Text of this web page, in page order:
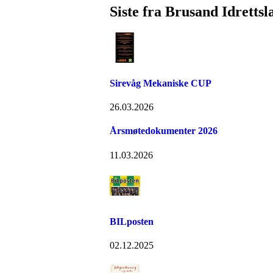
Siste fra Brusand
Sirevåg Mekaniske CUP
26.03.2026
Årsmøtedokumenter 2026
11.03.2026
BILposten
02.12.2025